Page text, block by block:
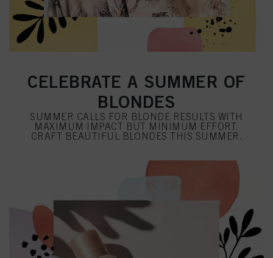
CELEBRATE A SUMMER OF
BLONDES
SUMMER CALLS FOR BLONDE RESULTS WITH
MAXIMUM IMPACT BUT MINIMUM EFFORT.
CRAFT BEAUTIFUL BLONDES THIS SUMMER.